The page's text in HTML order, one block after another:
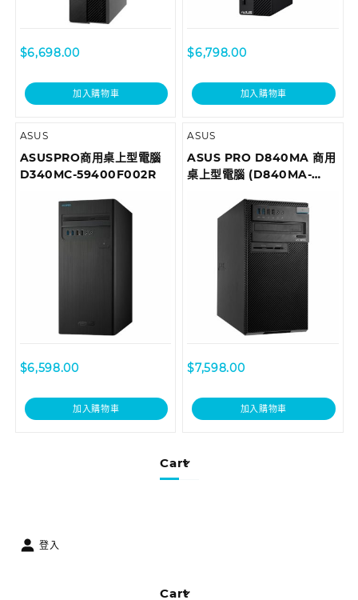
Cart
$6,698.00
加入購物車
$6,798.00
加入購物車
ASUS
ASUSPRO商用桌上型電腦
D340MC-59400F002R
$6,598.00
加入購物車
ASUS
ASUS PRO D840MA 商用
桌上型電腦 (D840MA-
$7,598.00
加入購物車
登入
Cart